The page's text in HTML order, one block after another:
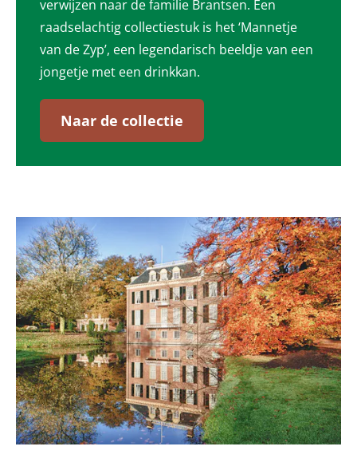
verwijzen naar de familie Brantsen. Een
raadselachtig collectiestuk is het ‘Mannetje
van de Zyp’, een legendarisch beeldje van een
jongetje met een drinkkan.
Naar de collectie